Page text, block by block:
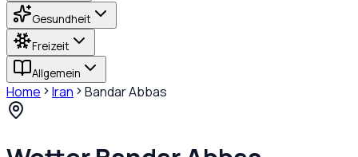
Gesundheit
Freizeit
Allgemein
Home Iran Bandar Abbas